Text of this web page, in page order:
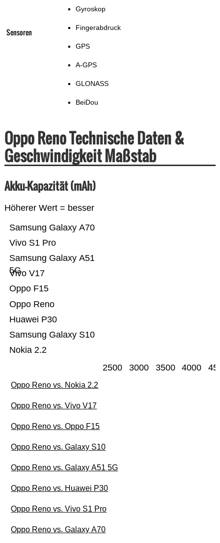
Sensoren
Gyroskop
Fingerabdruck
GPS
A-GPS
GLONASS
BeiDou
Oppo Reno Technische Daten &
Geschwindigkeit Maßstab
Akku-Kapazität (mAh)
Höherer Wert = besser
Nokia 2.2
Samsung Galaxy S10
Huawei P30
Oppo Reno
Oppo F15
Vivo V17
Samsung Galaxy A51
5G
Vivo S1 Pro
Samsung Galaxy A70
2500 3000 3500 4000
Oppo Reno vs. Nokia 2.2
Oppo Reno vs. Vivo V17
Oppo Reno vs. Oppo F15
Oppo Reno vs. Galaxy S10
Oppo Reno vs. Galaxy A51 5G
Oppo Reno vs. Huawei P30
Oppo Reno vs. Vivo S1 Pro
Oppo Reno vs. Galaxy A70